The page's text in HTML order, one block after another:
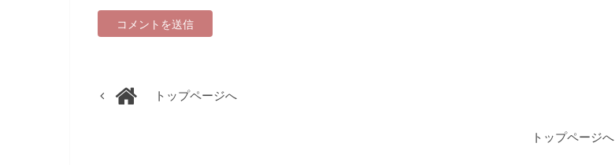
トップページへ
トップページへ